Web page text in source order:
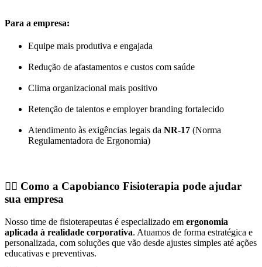
Para a empresa:
Equipe mais produtiva e engajada
Redução de afastamentos e custos com saúde
Clima organizacional mais positivo
Retenção de talentos e employer branding fortalecido
Atendimento às exigências legais da NR-17 (Norma
Regulamentadora de Ergonomia)
🧑‍⚕️ Como a Capobianco Fisioterapia pode ajudar
sua empresa
Nosso time de fisioterapeutas é especializado em ergonomia
aplicada à realidade corporativa. Atuamos de forma estratégica e
personalizada, com soluções que vão desde ajustes simples até ações
educativas e preventivas.